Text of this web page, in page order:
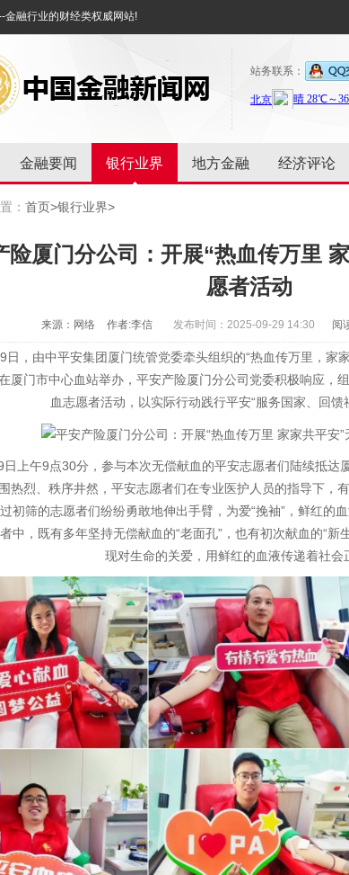
金融行业的财经类权威网站!
站务联系：
金融要闻 银行业界 地方金融 经济评论
： 首页>银行业界>
险厦门分公司：开展“热血传万里
愿者活动
来源：网络 作者:李信 发布时间：2025-09-29 14:30 阅
日，由中平安集团厦门统管党委牵头组织的“热血传万里，家
厦门市中心血站举办，平安产险厦门分公司党委积极响应，
血志愿者活动，以实际行动践行平安“服务国家、回馈
日上午9点30分，参与本次无偿献血的平安志愿者们陆续抵达
热烈、秩序井然，平安志愿者们在专业医护人员的指导下，
初筛的志愿者们纷纷勇敢地伸出手臂，为爱“挽袖”，鲜红的
中，既有多年坚持无偿献血的“老面孔”，也有初次献血的“新
现对生命的关爱，用鲜红的血液传递着社会